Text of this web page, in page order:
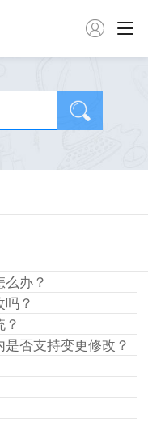

办？
？
否支持变更修改？